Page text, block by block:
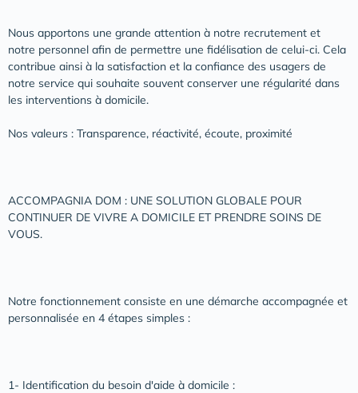
Nous apportons une grande attention à notre recrutement et
notre personnel afin de permettre une fidélisation de celui-ci. Cela
contribue ainsi à la satisfaction et la confiance des usagers de
notre service qui souhaite souvent conserver une régularité dans
les interventions à domicile.
Nos valeurs : Transparence, réactivité, écoute, proximité
ACCOMPAGNIA DOM : UNE SOLUTION GLOBALE POUR
CONTINUER DE VIVRE A DOMICILE ET PRENDRE SOINS DE
VOUS.
Notre fonctionnement consiste en une démarche accompagnée et
personnalisée en 4 étapes simples :
1- Identification du besoin d'aide à domicile :